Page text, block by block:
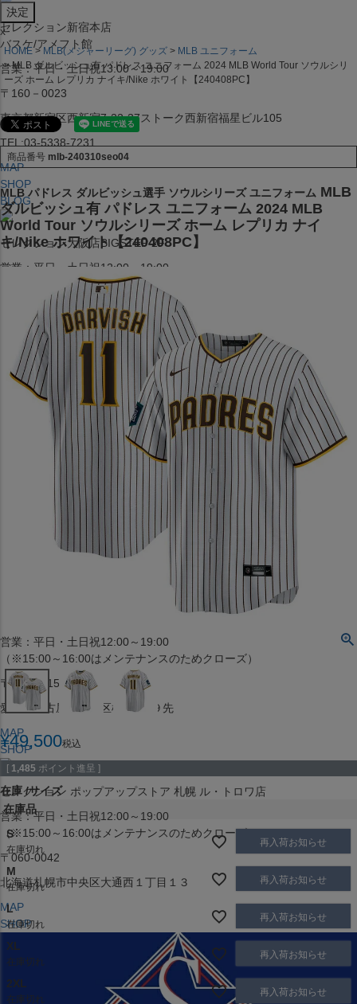
セレクション新宿本店
バスケ/アメフト館
営業：平日・土日祝13:00～19:00
〒160－0023
東京都新宿区西新宿7-22-37ストーク西新宿福星ビル105
TEL:03-5338-7231
MAP
SHOP
BLOG
セレクション大阪店BIGSTEP 2F
営業：平日・土日祝12:00～19:00
〒542-008
大阪府大阪市中央区西心斎橋1丁目6番14号
TEL:06-4708-3300
MAP
JR水道橋駅西口店
営業：土・日・祝日のみ 12:00-18:00
〒101-0061
東京都千代田区神田三崎町２丁目２２−１ 1F
営業：平日・土日祝12:00～19:00
（※15:00～16:00はメンテナンスのためクローズ）
〒453-0015
愛知県名古屋市中村区椿町６−９先
MAP
SHOP
セレクション ポップアップストア 札幌 ル・トロワ店
営業：平日・土日祝12:00～19:00
（※15:00～16:00はメンテナンスのためクローズ）
〒060-0042
北海道札幌市中央区大通西１丁目１３
MAP
SHOP
x
HOME MLB(メジャーリーグ) グッズ
MLB ユニフォーム
MLB ダルビッシュ有 パドレス ユニフォーム 2024 MLB World Tour ソウルシリ
ーズ ホーム レプリカ ナイキ/Nike ホワイト【240408PC】
商品番号 mlb-240310seo04
MLB パドレス ダルビッシュ選手 ソウルシリーズ ユニフォーム MLB
ダルビッシュ有 パドレス ユニフォーム 2024 MLB
World Tour ソウルシリーズ ホーム レプリカ ナイ
キ/Nike ホワイト【240408PC】
¥49,500税込
[ 1,485 ポイント進呈 ]
在庫 サイズ
在庫品
S
在庫切れ
再入荷お知らせ
M
在庫切れ
再入荷お知らせ
L
在庫切れ
再入荷お知らせ
XL
在庫切れ
再入荷お知らせ
2XL
在庫切れ
再入荷お知らせ